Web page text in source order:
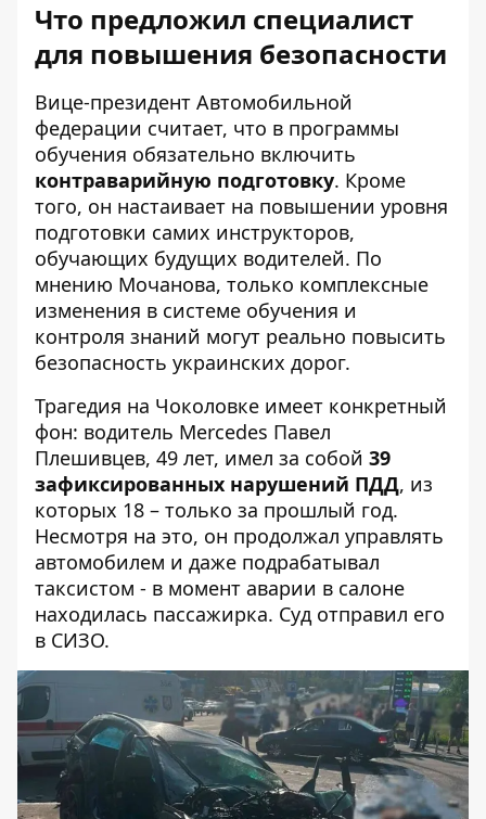
Что предложил специалист
для повышения безопасности
Вице-президент Автомобильной
федерации считает, что в программы
обучения обязательно включить
контраварийную подготовку. Кроме
того, он настаивает на повышении уровня
подготовки самих инструкторов,
обучающих будущих водителей. По
мнению Мочанова, только комплексные
изменения в системе обучения и
контроля знаний могут реально повысить
безопасность украинских дорог.
Трагедия на Чоколовке имеет конкретный
фон: водитель Mercedes Павел
Плешивцев, 49 лет, имел за собой 39
зафиксированных нарушений ПДД, из
которых 18 – только за прошлый год.
Несмотря на это, он продолжал управлять
автомобилем и даже подрабатывал
таксистом - в момент аварии в салоне
находилась пассажирка. Суд отправил его
в СИЗО.